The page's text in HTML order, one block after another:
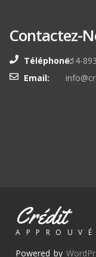
Contactez-
Téléphone:514-
Email:
Crédit
APPROUVÉ
Powered by